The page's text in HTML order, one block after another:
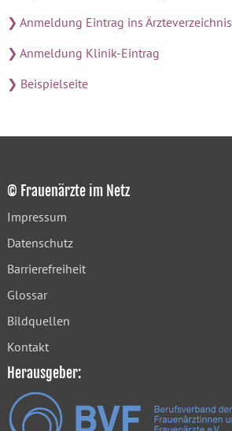
❯ Anmeldung Eintrag ins Ärzteverzeichnis
❯ Anmeldung Klinik-Eintrag
❯ Beispielseite
© Frauenärzte im Netz
Impressum
Datenschutz
Barrierefreiheit
Glossar
Bildquellen
Kontakt
Herausgeber: